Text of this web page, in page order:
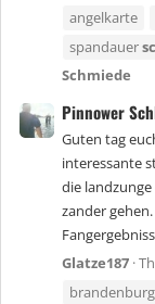
angelkarte
spandauer
Schmiede
Pinnower
Guten tag
interessante
die
zander
Glatze187
brandenburg